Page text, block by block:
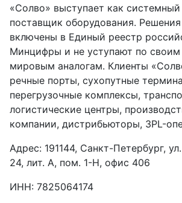
«Солво» выступает как системный
поставщик оборудования.
включены в Единый реестр
Минцифры и не уступают по
мировым аналогам. Клиенты
речные порты, сухопутные
перегрузочные комплексы,
логистические центры,
компании, дистрибьюторы, 3PL-
Адрес: 191144, Санкт-Петербург,
24, лит. А, пом. 1-Н, офис 406
ИНН: 7825064174